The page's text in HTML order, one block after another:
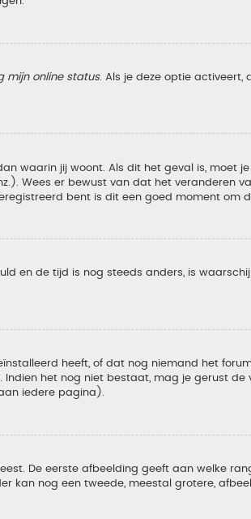
mijn online status. Als je deze optie activeert,
waarin jij woont. Als dit het geval is, moet
Wees er bewust van dat het veranderen
bent is dit een goed moment om
en de tijd is nog steeds anders, is
heeft, of dat nog niemand het
het nog niet bestaat, mag je gerust
iedere pagina).
De eerste afbeelding geeft aan welke
kan nog een tweede, meestal grotere,